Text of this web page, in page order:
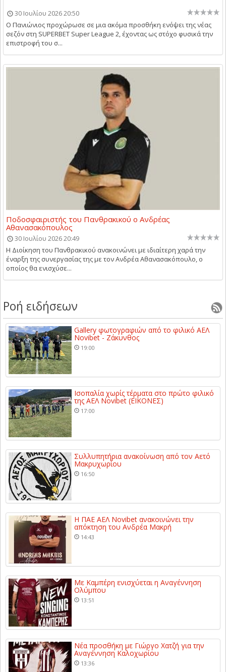
30 Ιουλίου 2026 20:50
Ο Πανιώνιος προχώρωσε σε μια ακόμα προσθήκη ενόψει της νέας
σεζόν στη SUPERBET Super League 2, έχοντας ως στόχο φυσικά την
επιστροφή του σ...
Ποδοσφαιριστής του Πανθρακικού ο Ανδρέας
Αθανασακόπουλος
30 Ιουλίου 2026 20:49
Η Διοίκηση του Πανθρακικού ανακοινώνει με ιδιαίτερη χαρά την
έναρξη της συνεργασίας της με τον Ανδρέα Αθανασακόπουλο, ο
οποίος θα ενισχύσε...
Ροή ειδήσεων
Gallery φωτογραφιών από το φιλικό ΑΕΛ
Novibet - Ζάκυνθος
19:00
Ισοπαλία χωρίς τέρματα στο πρώτο φιλικό
της ΑΕΛ Novibet (ΕΙΚΟΝΕΣ)
17:00
Συλλυπητήρια ανακοίνωση από τον Αετό
Μακρυχωρίου
16:50
Η ΠΑΕ ΑΕΛ Novibet ανακοινώνει την
απόκτηση του Ανδρέα Μακρή
14:43
Με Καμπέρη ενισχύεται η Αναγέννηση
Ολύμπου
13:51
Νέα προσθήκη με Γιώργο Χατζή για την
Αναγέννηση Καλοχωρίου
13:36